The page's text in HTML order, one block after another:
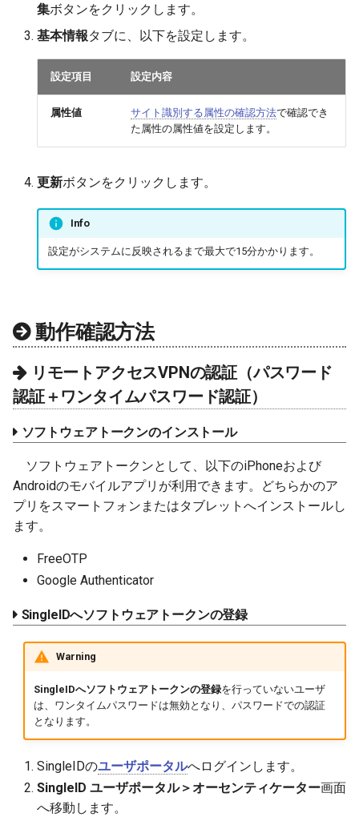
集ボタンをクリックします。
基本情報タブに、以下を設定します。
設定項目 設定内容
属性値 サイト識別する属性の確認方法で確認でき
た属性の属性値を設定します。
更新ボタンをクリックします。
Info
設定がシステムに反映されるまで最大で15分かかります。
動作確認方法
リモートアクセスVPNの認証（パスワード
認証＋ワンタイムパスワード認証）
ソフトウェアトークンのインストール
ソフトウェアトークンとして、以下のiPhoneおよび
Androidのモバイルアプリが利用できます。どちらかのア
プリをスマートフォンまたはタブレットへインストールし
ます。
FreeOTP
Google Authenticator
SingleIDへソフトウェアトークンの登録
Warning
SingleIDへソフトウェアトークンの登録を行っていないユーザ
は、ワンタイムパスワードは無効となり、パスワードでの認証
となります。
SingleIDのユーザポータルへログインします。
SingleID ユーザポータル＞オーセンティケーター画面
へ移動します。